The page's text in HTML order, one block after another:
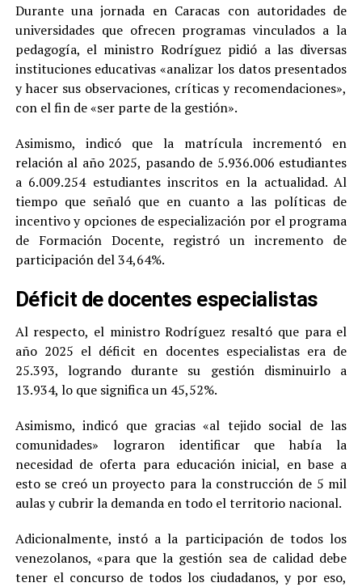
Durante una jornada en Caracas con autoridades de
universidades que ofrecen programas vinculados a la
pedagogía, el ministro Rodríguez pidió a las diversas
instituciones educativas «analizar los datos presentados
y hacer sus observaciones, críticas y recomendaciones»,
con el fin de «ser parte de la gestión».
Asimismo, indicó que la matrícula incrementó en
relación al año 2025, pasando de 5.936.006 estudiantes
a 6.009.254 estudiantes inscritos en la actualidad. Al
tiempo que señaló que en cuanto a las políticas de
incentivo y opciones de especialización por el programa
de Formación Docente, registró un incremento de
participación del 34,64%.
Déficit de docentes especialistas
Al respecto, el ministro Rodríguez resaltó que para el
año 2025 el déficit en docentes especialistas era de
25.393, logrando durante su gestión disminuirlo a
13.934, lo que significa un 45,52%.
Asimismo, indicó que gracias «al tejido social de las
comunidades» lograron identificar que había la
necesidad de oferta para educación inicial, en base a
esto se creó un proyecto para la construcción de 5 mil
aulas y cubrir la demanda en todo el territorio nacional.
Adicionalmente, instó a la participación de todos los
venezolanos, «para que la gestión sea de calidad debe
tener el concurso de todos los ciudadanos, y por eso,